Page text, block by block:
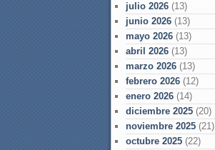
julio 2026 (13)
junio 2026 (13)
mayo 2026 (13)
abril 2026 (13)
marzo 2026 (13)
febrero 2026 (12)
enero 2026 (14)
diciembre 2025 (20)
noviembre 2025 (21)
octubre 2025 (22)